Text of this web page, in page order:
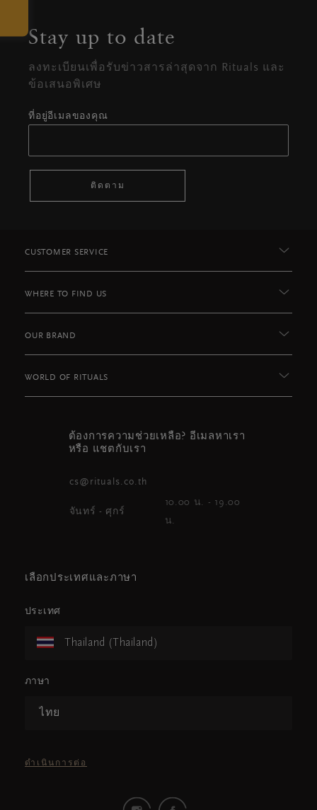
Stay up to date
ลงทะเบียนเพื่อรับข่าวสารล่าสุดจาก Rituals และ
ข้อเสนอพิเศษ
ที่อยู่อีเมลของคุณ
ติดตาม
CUSTOMER SERVICE
WHERE TO FIND US
OUR BRAND
WORLD OF RITUALS
ต้องการความช่วยเหลือ? อีเมลหาเรา
หรือ แชตกับเรา
cs@rituals.co.th
จันทร์ - ศุกร์
10.00 น. - 19.00
น.
เลือกประเทศและภาษา
ประเทศ
Thailand (Thailand)
ภาษา
ไทย
ดำเนินการต่อ